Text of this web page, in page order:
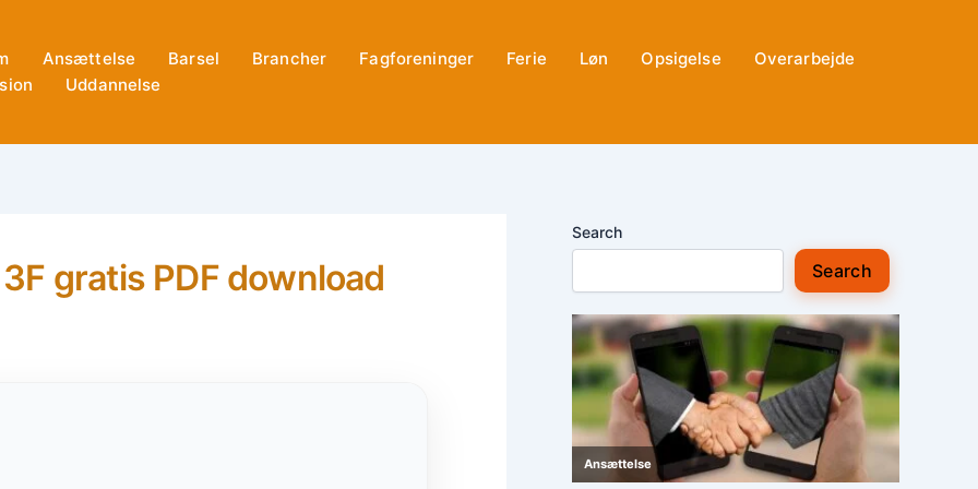
Ansættelse Barsel Brancher Fagforeninger Ferie Løn Opsigelse
Overarbejde
Uddannelse
gratis PDF download
Search
Search